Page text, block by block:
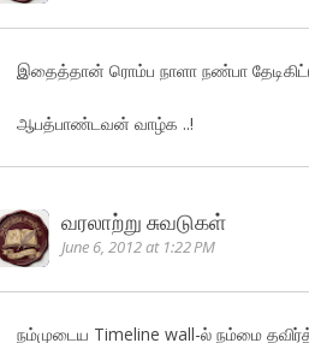
இதைத்தான் ரொம்ப நாளா நண்பா
ஆபத்பாண்டவன் வாழ்க ..!
வரலாற்று சுவடுகள்
June 6, 2012 at 1:22 PM
நம்முடைய Timeline wall-ல் நம்மை